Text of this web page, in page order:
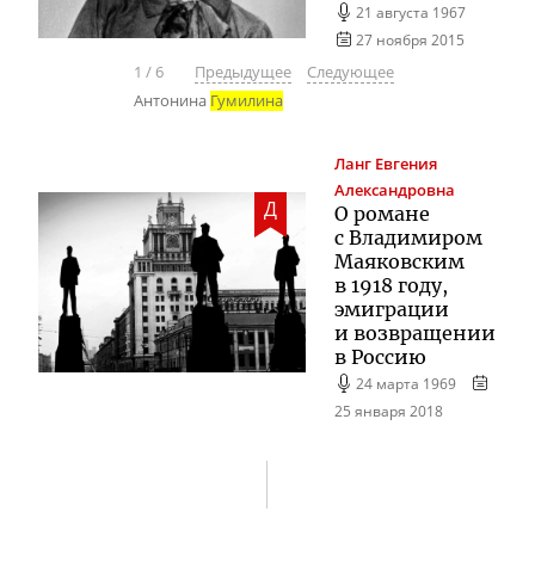
21 августа 1967
27 ноября 2015
1 / 6 Предыдущее
Следующее
Антонина Гумилина
Д
Ланг Евгения
Александровна
О романе
с Владимиром
Маяковским
в 1918 году,
эмиграции
и возвращении
в Россию
24 марта 1969
25 января 2018